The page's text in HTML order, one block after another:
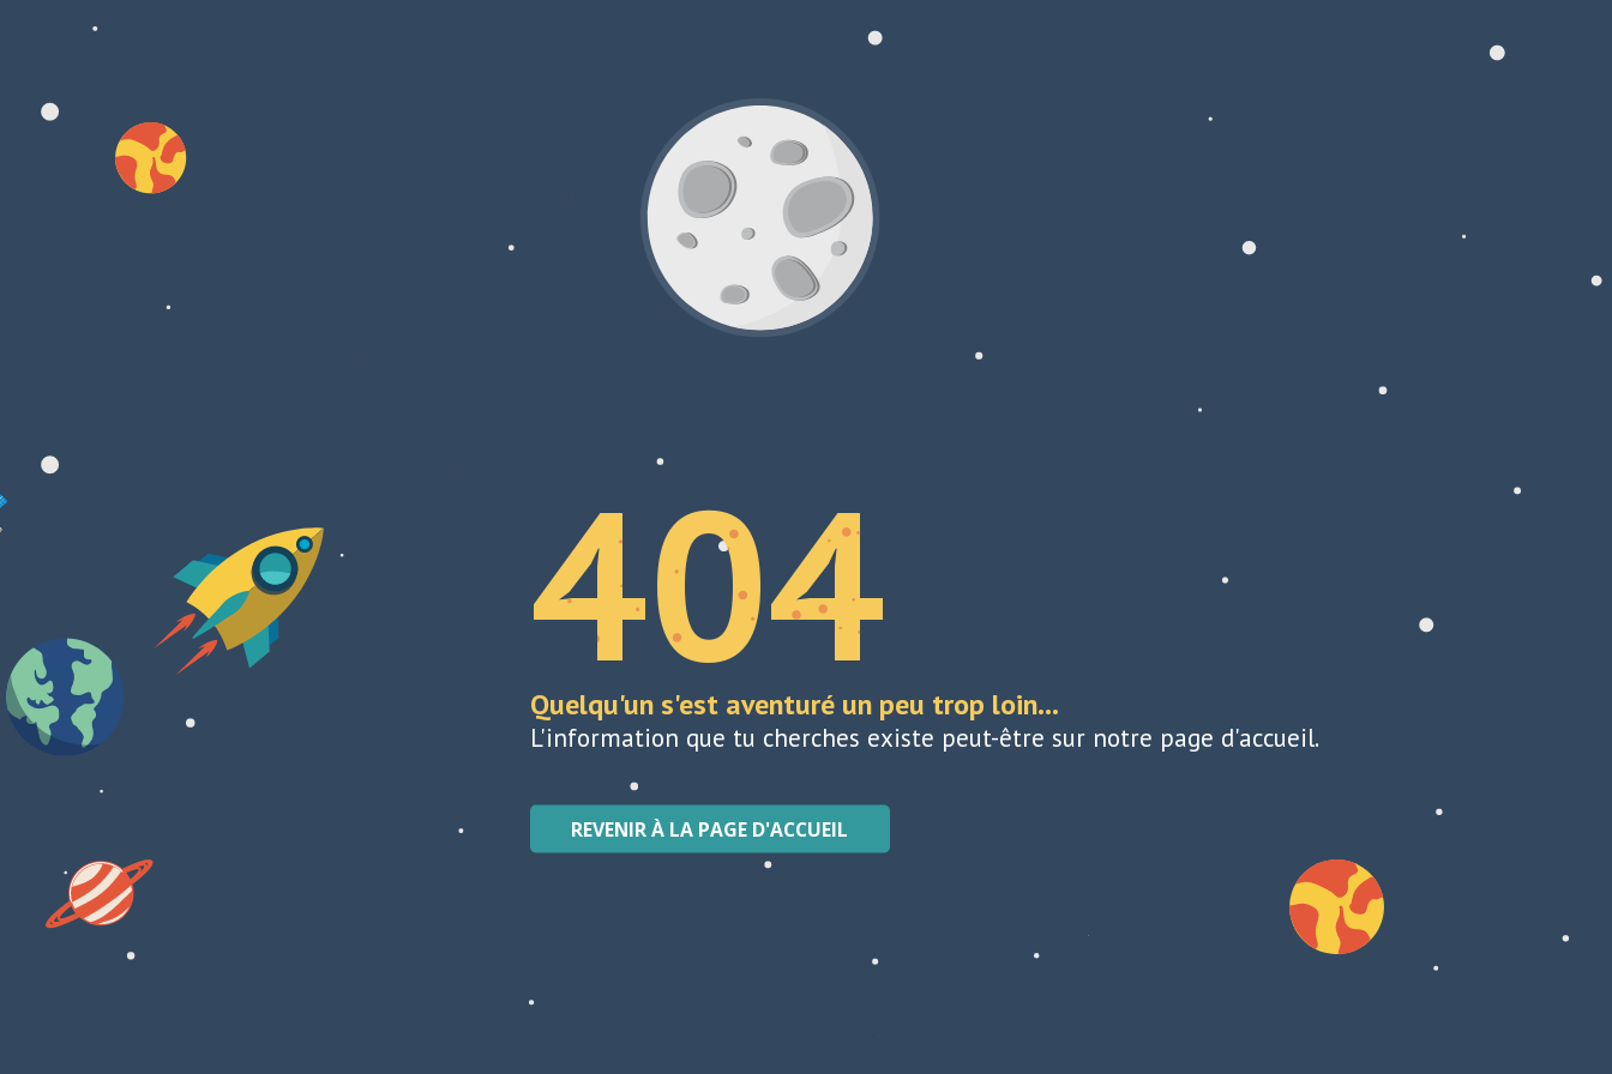
404
Quelqu'un s'est aventuré un peu trop loin...
L'information que tu cherches existe peut-être sur notre page d'accueil.
REVENIR À LA PAGE D'ACCUEIL